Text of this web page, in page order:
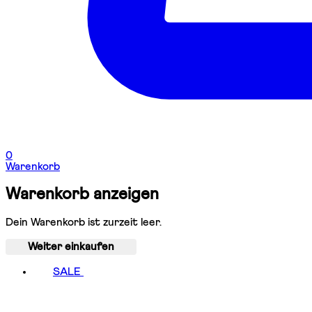
0
Warenkorb
Warenkorb anzeigen
Dein Warenkorb ist zurzeit leer.
Weiter einkaufen
SALE